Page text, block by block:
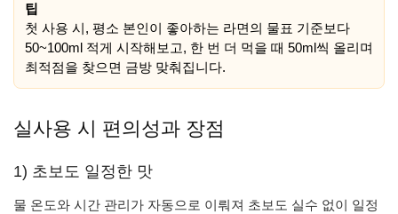
팁
첫 사용 시, 평소 본인이 좋아하는 라면의 물표 기준보다
50~100ml 적게 시작해보고, 한 번 더 먹을 때 50ml씩 올리며
최적점을 찾으면 금방 맞춰집니다.
실사용 시 편의성과 장점
1) 초보도 일정한 맛
물 온도와 시간 관리가 자동으로 이뤄져 초보도 실수 없이 일정